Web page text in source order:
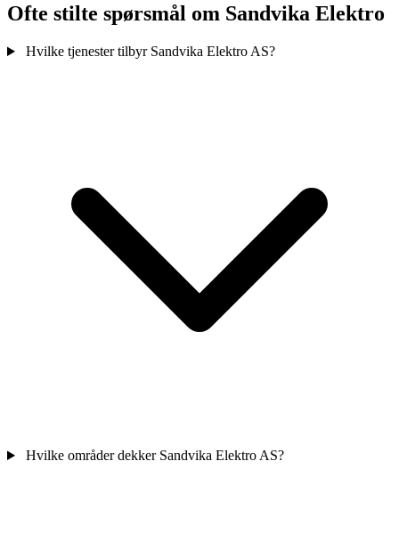
Ofte stilte spørsmål om Sandvika Elektro
Hvilke tjenester tilbyr Sandvika Elektro AS?
Hvilke områder dekker Sandvika Elektro AS?